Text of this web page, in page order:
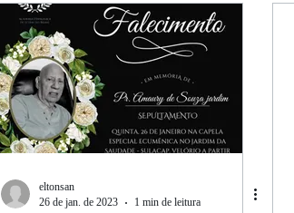
eltonsan
26 de jan. de 2023
1 min de leitura